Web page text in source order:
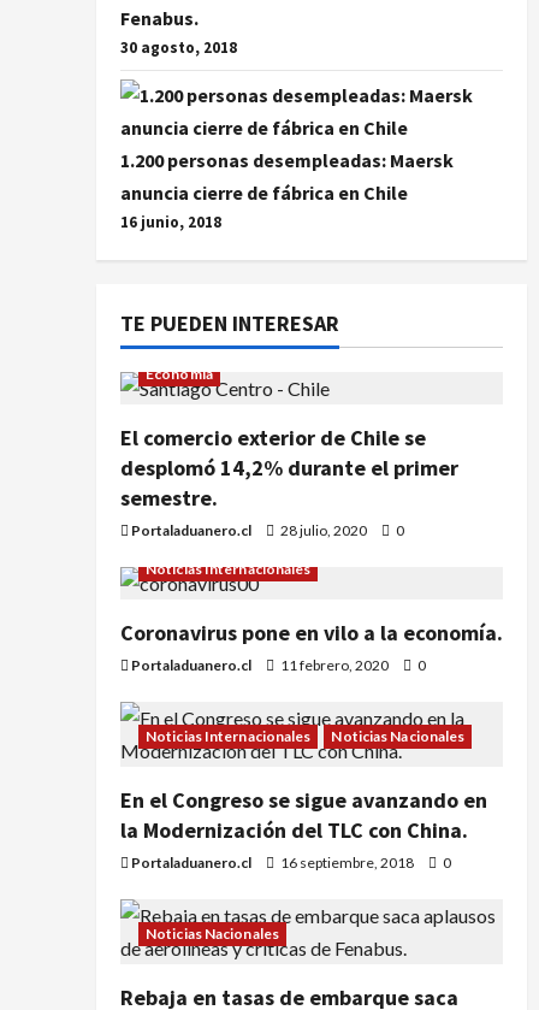
Fenabus.
30 agosto, 2018
1.200 personas desempleadas: Maersk
anuncia cierre de fábrica en Chile
16 junio, 2018
TE PUEDEN INTERESAR
Economía
El comercio exterior de Chile se
desplomó 14,2% durante el primer
semestre.
Portaladuanero.cl 28 julio, 2020 0
Noticias Internacionales
Coronavirus pone en vilo a la economía.
Portaladuanero.cl 11 febrero, 2020 0
Noticias Internacionales Noticias Nacionales
En el Congreso se sigue avanzando en
la Modernización del TLC con China.
Portaladuanero.cl 16 septiembre, 2018 0
Noticias Nacionales
Rebaja en tasas de embarque saca